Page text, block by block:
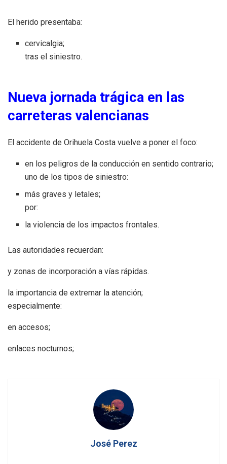
El herido presentaba:
cervicalgia;
tras el siniestro.
Nueva jornada trágica en las
carreteras valencianas
El accidente de Orihuela Costa vuelve a poner el foco:
en los peligros de la conducción en sentido contrario;
uno de los tipos de siniestro:
más graves y letales;
por:
la violencia de los impactos frontales.
Las autoridades recuerdan:
y zonas de incorporación a vías rápidas.
la importancia de extremar la atención;
especialmente:
en accesos;
enlaces nocturnos;
José Perez